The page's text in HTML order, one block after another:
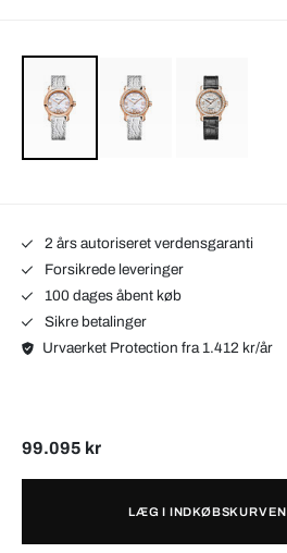
2 års autoriseret verdensgaranti
Forsikrede leveringer
100 dages åbent køb
Sikre betalinger
Urvaerket Protection fra 1.412 kr/år
99.095 kr
LÆG I INDKØBSKURVEN